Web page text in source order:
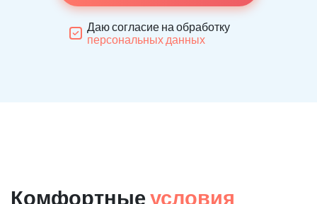
Даю согласие на обработку
персональных данных
Комфортные условия